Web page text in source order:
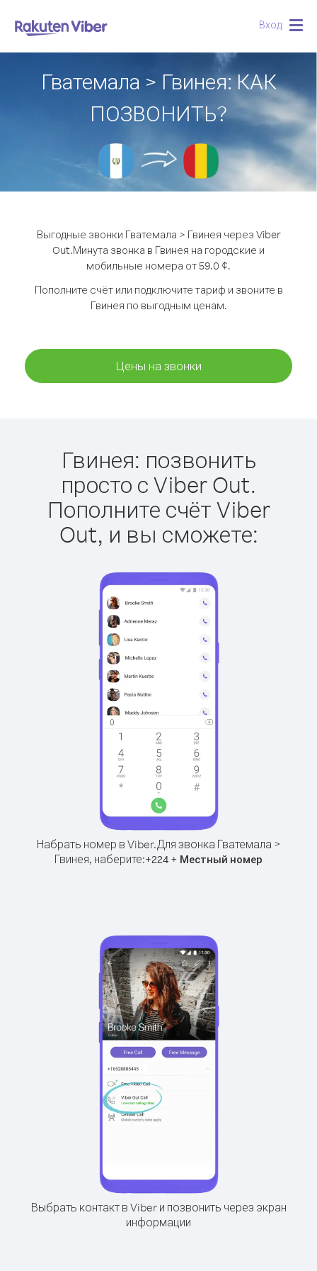
Вход
Гватемала > Гвинея: КАК
ПОЗВОНИТЬ?
Выгодные звонки Гватемала > Гвинея через Viber
Out.Минута звонка в Гвинея на городские и
мобильные номера от 59.0 ¢.
Пополните счёт или подключите тариф и звоните в
Гвинея по выгодным ценам.
Цены на звонки
Гвинея: позвонить
просто с Viber Out.
Пополните счёт Viber
Out, и вы сможете:
Набрать номер в Viber.Для звонка Гватемала >
Гвинея, наберите:+224 + Местный номер
Выбрать контакт в Viber и позвонить через экран
информации